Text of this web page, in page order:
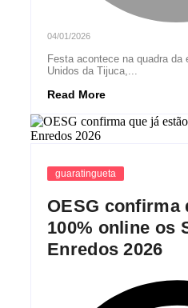
04/01/2026
Festa acontece na quadra da
Unidos da Tijuca,...
Read More
guaratingueta
OESG confirma
100% online os
Enredos 2026